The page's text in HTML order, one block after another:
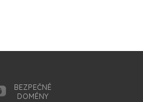
BEZPEČNÉ
DOMÉNY